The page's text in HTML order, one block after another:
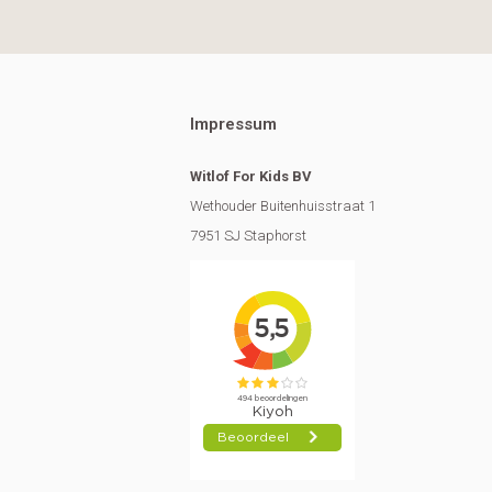
Impressum
Witlof For Kids BV
Wethouder Buitenhuisstraat 1
7951 SJ Staphorst